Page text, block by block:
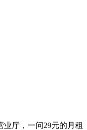
厅，一问29元的月租